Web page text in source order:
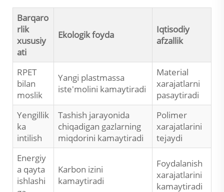
Barqaro
rlik
xususiy
ati
Ekologik foyda
Iqtisodiy
afzallik
RPET
bilan
moslik
Yangi plastmassa
iste'molini kamaytiradi
Material
xarajatlarni
pasaytiradi
Yengillik
ka
intilish
Tashish jarayonida
chiqadigan gazlarning
miqdorini kamaytiradi
Polimer
xarajatlarini
tejaydi
Energiy
a qayta
ishlashi
Karbon izini
kamaytiradi
Foydalanish
xarajatlarini
kamaytiradi